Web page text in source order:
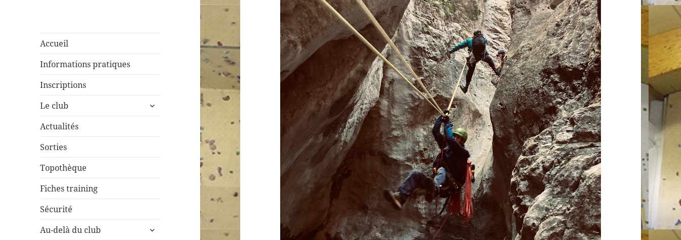
Accueil
Informations pratiques
Inscriptions
Le club
ouvrir
Actualités
Sorties
Topothèque
Fiches training
Sécurité
Au-delà du club
ouvrir